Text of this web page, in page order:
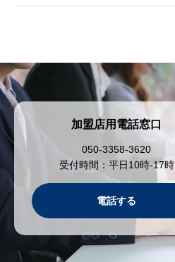
加盟店用電話窓口
050-3358-3620
受付時間：平日10時-17時
電話する